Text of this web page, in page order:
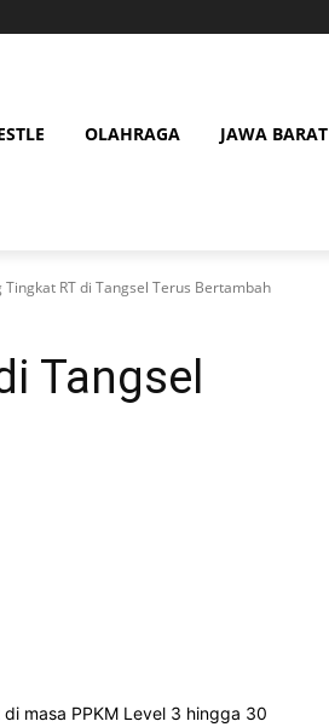
OLAHRAGA JAWA BARAT
Tingkat RT di Tangsel Terus Bertambah
Tangsel
masa PPKM Level 3 hingga 30